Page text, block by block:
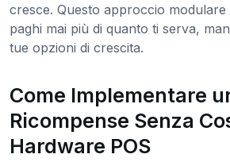
cresce. Questo approccio
paghi mai più di quanto ti serva,
tue opzioni di crescita.
Come Implementare
Ricompense Senza
Hardware POS